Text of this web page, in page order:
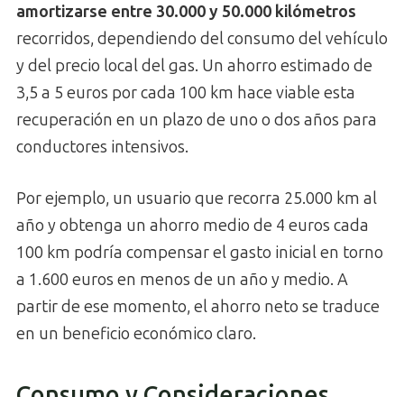
amortizarse entre 30.000 y 50.000 kilómetros
recorridos, dependiendo del consumo del vehículo
y del precio local del gas. Un ahorro estimado de
3,5 a 5 euros por cada 100 km hace viable esta
recuperación en un plazo de uno o dos años para
conductores intensivos.
Por ejemplo, un usuario que recorra 25.000 km al
año y obtenga un ahorro medio de 4 euros cada
100 km podría compensar el gasto inicial en torno
a 1.600 euros en menos de un año y medio. A
partir de ese momento, el ahorro neto se traduce
en un beneficio económico claro.